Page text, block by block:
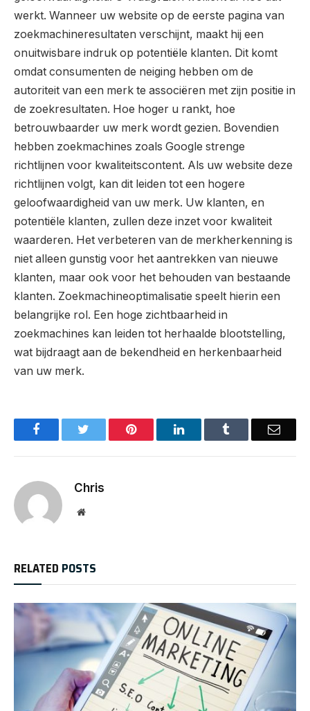
werkt. Wanneer uw website op de eerste pagina van
zoekmachineresultaten verschijnt, maakt hij een
onuitwisbare indruk op potentiële klanten. Dit komt
omdat consumenten de neiging hebben om de
autoriteit van een merk te associëren met zijn positie in
de zoekresultaten. Hoe hoger u rankt, hoe
betrouwbaarder uw merk wordt gezien. Bovendien
hebben zoekmachines zoals Google strenge
richtlijnen voor kwaliteitscontent. Als uw website deze
richtlijnen volgt, kan dit leiden tot een hogere
geloofwaardigheid van uw merk. Uw klanten, en
potentiële klanten, zullen deze inzet voor kwaliteit
waarderen. Het verbeteren van de merkherkenning is
niet alleen gunstig voor het aantrekken van nieuwe
klanten, maar ook voor het behouden van bestaande
klanten. Zoekmachineoptimalisatie speelt hierin een
belangrijke rol. Een hoge zichtbaarheid in
zoekmachines kan leiden tot herhaalde blootstelling,
wat bijdraagt aan de bekendheid en herkenbaarheid
van uw merk.
Facebook Pinterest LinkedIn Email
Chris
Website
RELATED POSTS